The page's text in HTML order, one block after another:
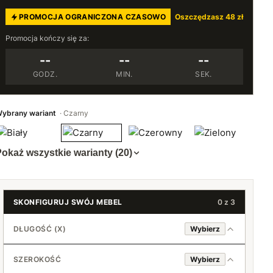
PROMOCJA OGRANICZONA CZASOWO Oszczędzasz 48 zł
Promocja kończy się za:
--
GODZ.
--
MIN.
--
SEK.
wariant Czarny
wszystkie warianty (20)
SKONFIGURUJ SWÓJ MEBEL 0 z 3
DŁUGOŚĆ (X) Wybierz
40 cm
SZEROKOŚĆ Wybierz